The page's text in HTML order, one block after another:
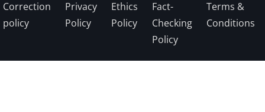
Correction
policy
Privacy
Policy
Ethics
Policy
Fact-
Checking
Policy
Terms &
Conditions